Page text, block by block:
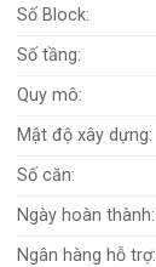
Số Block:
Số tầng:
Quy mô:
Mật độ xây dựng:
Số căn:
Ngày hoàn thành:
Ngân hàng hỗ trợ: